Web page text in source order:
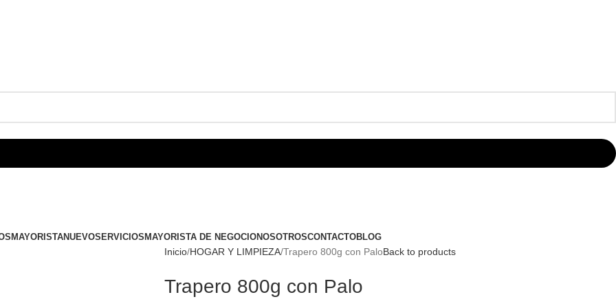
MAYORISTANUEVOSERVICIOS MAYORISTA DE NEGOCIONOSOTROSCONTACTOBLOG
Inicio HOGAR Y LIMPIEZA Trapero 800g con PaloBack to products
Trapero 800g con Palo